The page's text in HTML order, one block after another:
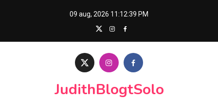
09 aug, 2026 11:12:40 PM
JudithBlogtSolo